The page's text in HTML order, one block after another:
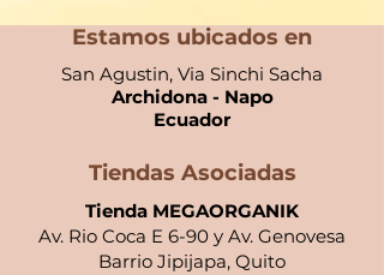
Estamos ubicados en
San Agustin, Via Sinchi Sacha
Archidona - Napo
Ecuador​
Tiendas Asociadas
Tienda MEGAORGANIK
Av. Rio Coca E 6-90 y Av. Genovesa
Barrio Jipijapa, Quito